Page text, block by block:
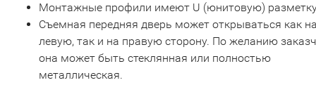
Монтажные профили имеют U (юнитовую)
Съемная передняя дверь может открываться как
левую, так и на правую сторону. По желанию
она может быть стеклянная или полностью
металлическая.